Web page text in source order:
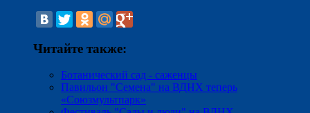
Читайте также:
Ботанический сад - саженцы
Павильон "Семена" на ВДНХ теперь
«Союзмультпарк»